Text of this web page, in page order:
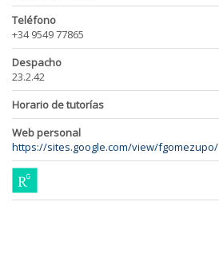
Teléfono
+34 9549 77865
Despacho
23.2.42
Horario de tutorías
Web personal
https://sites.google.com/view/fgomezupo/